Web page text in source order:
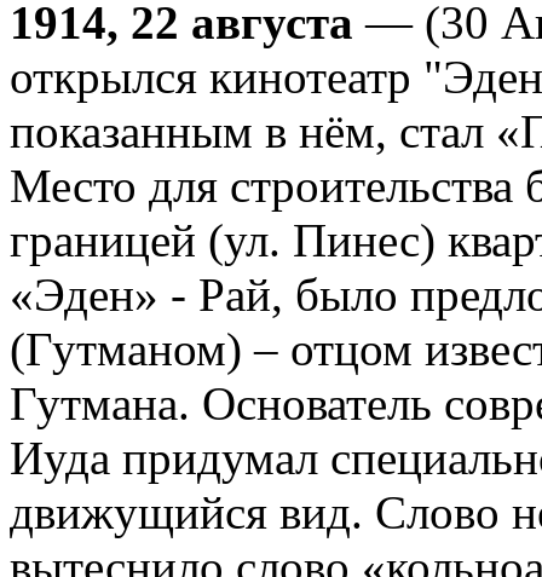
1914, 22 августа — (30
открылся кинотеатр
показанным в нём, стал
Место для строительства
границей (ул. Пинес)
«Эден» - Рай, было
(Гутманом) – отцом
Гутмана. Основатель
Иуда придумал
движущийся вид. Слово
вытеснило слово